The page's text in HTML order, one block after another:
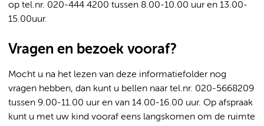
op tel.nr. 020-444 4200 tussen 8.00-10.00 uur en 13.00-
15.00uur.
Vragen en bezoek vooraf?
Mocht u na het lezen van deze informatiefolder nog
vragen hebben, dan kunt u bellen naar tel.nr. 020-5668209
tussen 9.00-11.00 uur en van 14.00-16.00 uur. Op afspraak
kunt u met uw kind vooraf eens langskomen om de ruimte